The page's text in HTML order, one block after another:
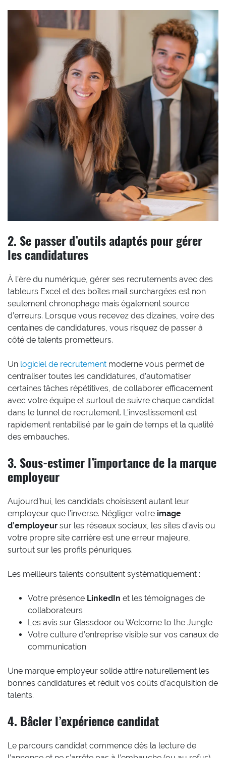
2. Se passer d’outils adaptés pour gérer
les candidatures
À l’ère du numérique, gérer ses recrutements avec des
tableurs Excel et des boîtes mail surchargées est non
seulement chronophage mais également source
d’erreurs. Lorsque vous recevez des dizaines, voire des
centaines de candidatures, vous risquez de passer à
côté de talents prometteurs.
Un logiciel de recrutement moderne vous permet de
centraliser toutes les candidatures, d’automatiser
certaines tâches répétitives, de collaborer efficacement
avec votre équipe et surtout de suivre chaque candidat
dans le tunnel de recrutement. L’investissement est
rapidement rentabilisé par le gain de temps et la qualité
des embauches.
3. Sous-estimer l’importance de la marque
employeur
Aujourd’hui, les candidats choisissent autant leur
employeur que l’inverse. Négliger votre image
d’employeur sur les réseaux sociaux, les sites d’avis ou
votre propre site carrière est une erreur majeure,
surtout sur les profils pénuriques.
Les meilleurs talents consultent systématiquement :
Votre présence LinkedIn et les témoignages de
collaborateurs
Les avis sur Glassdoor ou Welcome to the Jungle
Votre culture d’entreprise visible sur vos canaux de
communication
Une marque employeur solide attire naturellement les
bonnes candidatures et réduit vos coûts d’acquisition de
talents.
4. Bâcler l’expérience candidat
Le parcours candidat commence dès la lecture de